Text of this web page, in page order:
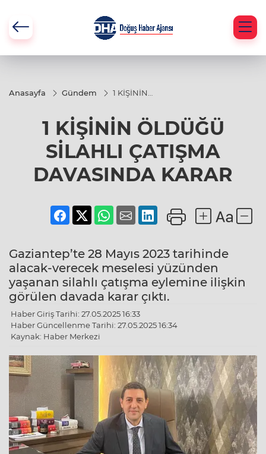
Anasayfa Gündem
1 KİŞİNİN
ÇATIŞMA
DAVASINDA
1 KİŞİNİN ÖLDÜĞÜ
SİLAHLI ÇATIŞMA
DAVASINDA KARAR
Gaziantep’te 28 Mayıs 2023 tarihinde
alacak-verecek meselesi yüzünden
yaşanan silahlı çatışma eylemine ilişkin
görülen davada karar çıktı.
Haber Giriş Tarihi: 27.05.2025 16:33
Haber Güncellenme Tarihi: 27.05.2025 16:34
Kaynak: Haber Merkezi